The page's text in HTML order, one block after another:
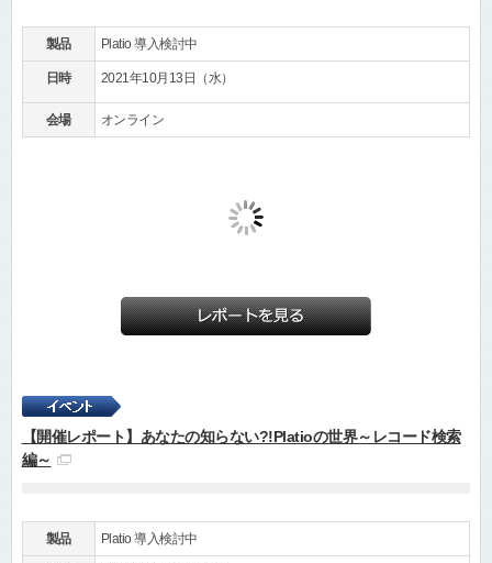
製品 Platio 導入検討中
日時 2021年10月13日（水）
会場 オンライン
【開催レポート】あなたの知らない?!Platioの世界～レコード検索
編～
製品 Platio 導入検討中